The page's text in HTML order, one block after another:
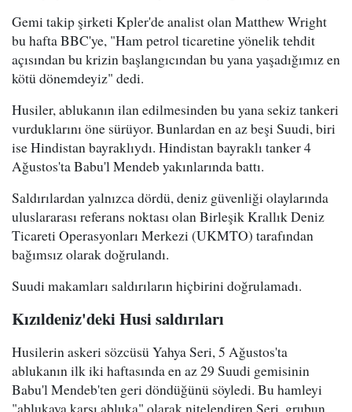
Gemi takip şirketi Kpler'de analist olan Matthew Wright
bu hafta BBC'ye, "Ham petrol ticaretine yönelik tehdit
açısından bu krizin başlangıcından bu yana yaşadığımız en
kötü dönemdeyiz" dedi.
Husiler, ablukanın ilan edilmesinden bu yana sekiz tankeri
vurduklarını öne sürüyor. Bunlardan en az beşi Suudi, biri
ise Hindistan bayraklıydı. Hindistan bayraklı tanker 4
Ağustos'ta Babu'l Mendeb yakınlarında battı.
Saldırılardan yalnızca dördü, deniz güvenliği olaylarında
uluslararası referans noktası olan Birleşik Krallık Deniz
Ticareti Operasyonları Merkezi (UKMTO) tarafından
bağımsız olarak doğrulandı.
Suudi makamları saldırıların hiçbirini doğrulamadı.
Kızıldeniz'deki Husi saldırıları
Husilerin askeri sözcüsü Yahya Seri, 5 Ağustos'ta
ablukanın ilk iki haftasında en az 29 Suudi gemisinin
Babu'l Mendeb'ten geri döndüğünü söyledi. Bu hamleyi
"ablukaya karşı abluka" olarak nitelendiren Seri, grubun